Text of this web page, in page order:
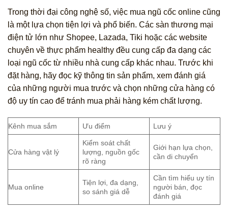
Trong thời đại công nghệ số, việc mua ngũ cốc online cũng
là một lựa chọn tiện lợi và phổ biến. Các sàn thương mại
điện tử lớn như Shopee, Lazada, Tiki hoặc các website
chuyên về thực phẩm healthy đều cung cấp đa dạng các
loại ngũ cốc từ nhiều nhà cung cấp khác nhau. Trước khi
đặt hàng, hãy đọc kỹ thông tin sản phẩm, xem đánh giá
của những người mua trước và chọn những cửa hàng có
độ uy tín cao để tránh mua phải hàng kém chất lượng.
Kênh mua sắm Ưu điểm Lưu ý
Cửa hàng vật lý
Kiểm soát chất
lượng, nguồn gốc
rõ ràng
Giới hạn lựa chọn,
cần di chuyển
Mua online
Tiện lợi, đa dạng,
so sánh giá dễ
Cần tìm hiểu uy tín
người bán, đọc
đánh giá